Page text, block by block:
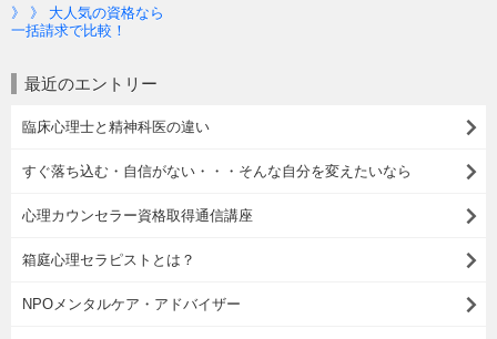
》 》 大人気の資格なら
一括請求で比較！
最近のエントリー
臨床心理士と精神科医の違い
すぐ落ち込む・自信がない・・・そんな自分を変えたいなら
心理カウンセラー資格取得通信講座
箱庭心理セラピストとは？
NPOメンタルケア・アドバイザー